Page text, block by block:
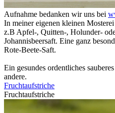
Aufnahme bedanken wir uns bei
In meiner eigenen kleinen
z.B Apfel-, Quitten-, Holunder-
Johannisbeersaft. Eine ganz
Rote-Beete-Saft.
Ein gesundes ordentliches
andere.
Fruchtaufstriche
Fruchtaufstriche